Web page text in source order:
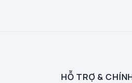
HỖ TRỢ &